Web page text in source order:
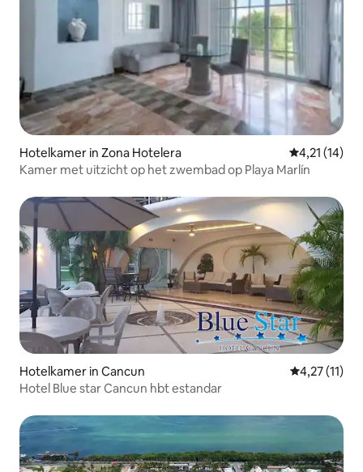
Hotelkamer in Zona Hotelera Gemiddelde
4,21 (14)
Kamer met uitzicht op het zwembad op Playa Marlín
Hotelkamer in Cancun Gemiddelde
4,27 (11)
Hotel Blue star Cancun hbt estandar